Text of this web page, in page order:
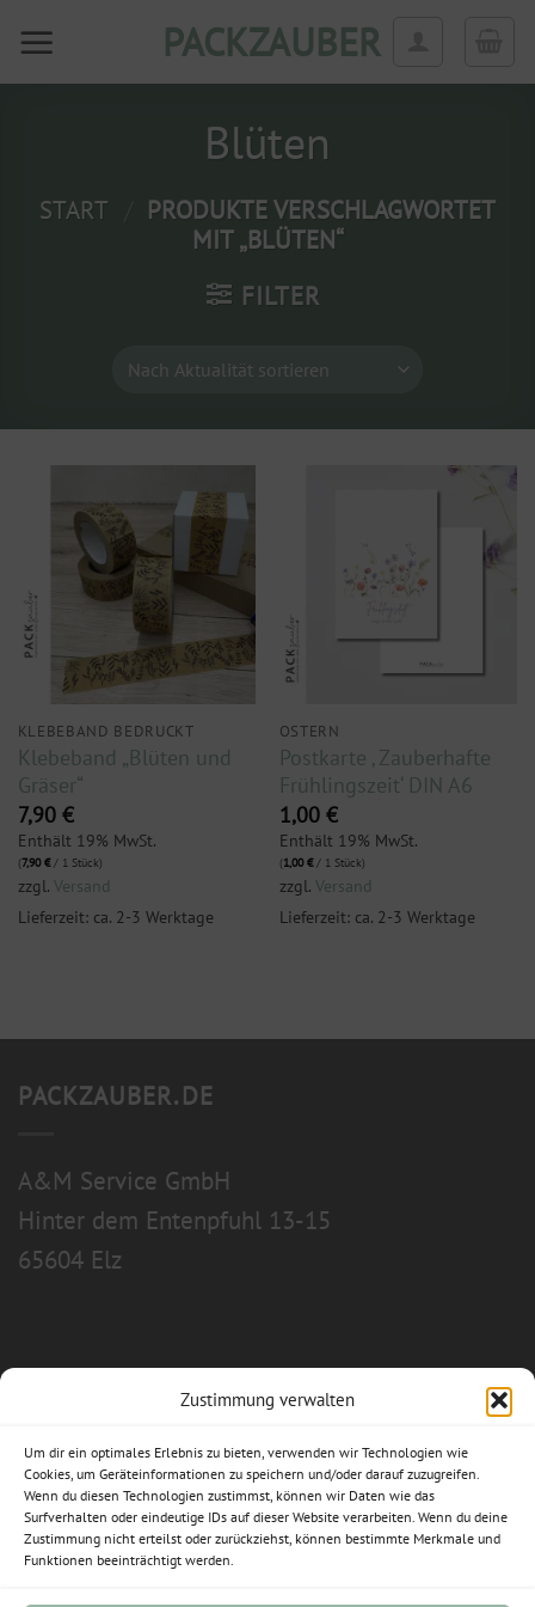
Zustimmung verwalten
Um dir ein optimales Erlebnis zu bieten, verwenden wir Technologien wie
Cookies, um Geräteinformationen zu speichern und/oder darauf zuzugreifen.
Wenn du diesen Technologien zustimmst, können wir Daten wie das
Surfverhalten oder eindeutige IDs auf dieser Website verarbeiten. Wenn du deine
Zustimmung nicht erteilst oder zurückziehst, können bestimmte Merkmale und
Funktionen beeinträchtigt werden.
Inhalt
PACKZAUBER
Blüten
START
PRODUKTE VERSCHLAGWORTET
MIT „BLÜTEN“
FILTER
KLEBEBAND BEDRUCKT
Klebeband „Blüten und
Gräser“
7,90 €
Enthält 19% MwSt.
(7,90€/ 1 Stück)
zzgl. Versand
Lieferzeit: ca. 2-3 Werktage
OSTERN
Postkarte ‚ Zauberhafte
Frühlingszeit‘ DIN A6
1,00 €
Enthält 19% MwSt.
(1,00€/ 1 Stück)
zzgl. Versand
Lieferzeit: ca. 2-3 Werktage
PACKZAUBER.DE
A&M Service GmbH
Hinter dem Entenpfuhl 13-15
65604 Elz
Allgemeine Geschäftsbedingungen
Impressum
Datenschutzerklärung
Widerrufsbelehrung